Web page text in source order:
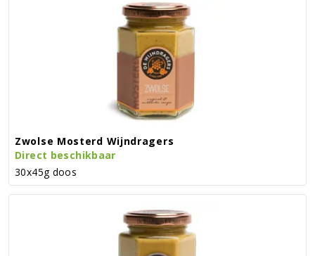
Zwolse Mosterd Wijndragers
Direct beschikbaar
30x45g doos